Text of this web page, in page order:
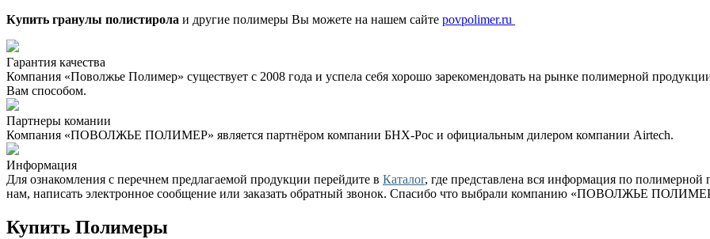
Купить гранулы полистирола и другие полимеры Вы можете на нашем сайте povpolimer.ru
Гарантия качества
Компания «Поволжье Полимер» существует с 2008 года и успела себя хорошо зарекомендовать на рынке полимерной
Вам способом.
Партнеры комании
Компания «ПОВОЛЖЬЕ ПОЛИМЕР» является партнёром компании БНХ-Рос и официальным дилером компании Airtech.
Информация
Для ознакомления с перечнем предлагаемой продукции перейдите в Каталог, где представлена вся информация по
нам, написать электронное сообщение или заказать обратный звонок. Спасибо что выбрали компанию «ПОВОЛЖЬЕ
Купить Полимеры